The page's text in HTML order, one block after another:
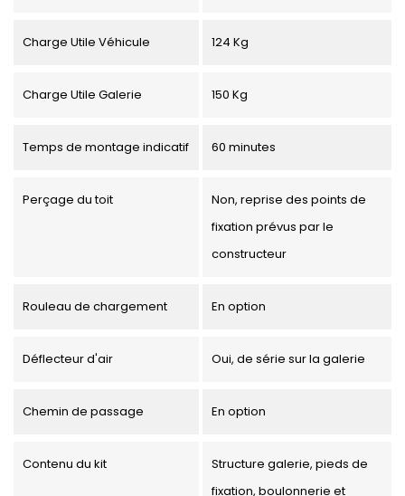
Charge Utile Véhicule 124 Kg
Charge Utile Galerie 150 Kg
Temps de montage indicatif 60 minutes
Perçage du toit
Non, reprise des points de
fixation prévus par le
constructeur
Rouleau de chargement En option
Déflecteur d'air Oui, de série sur la galerie
Chemin de passage En option
Contenu du kit
Structure galerie, pieds de
fixation, boulonnerie et